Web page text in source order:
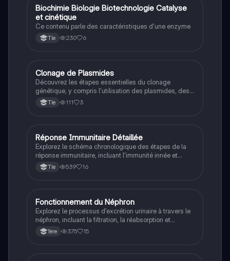
résumé.
BSVT
Biochimie Biologie Biotechnologie Catalyse
et cinétique
Ce contenu parle des caractéristiques d'une enzyme
Tle 230 6
STL
Clonage de Plasmides
Découvrez les étapes essentielles du clonage
génétique, y compris l'utilisation des plasmides, des
enzymes de restriction, et des marqueurs de
sélection. Ce résumé présente également un schéma
Type de contenu : résumé.
Tle 111 3
SVT
Réponse Immunitaire Détaillée
Explorez le schéma chronologique des étapes de la
réponse immunitaire, incluant l'immunité innée et
adaptative, la phagocytose, et le rôle des cellules T et
B. Ce document est essentiel pour les étudiants en
la vaccination.
Tle 539 16
SVT
Fonctionnement du Néphron
Explorez le processus d'excrétion urinaire à travers le
néphron, incluant la filtration, la réabsorption et
l'excrétion. Ce document présente les structures clés
du système urinaire, les rôles des glandes surrénales
1ère 375 15